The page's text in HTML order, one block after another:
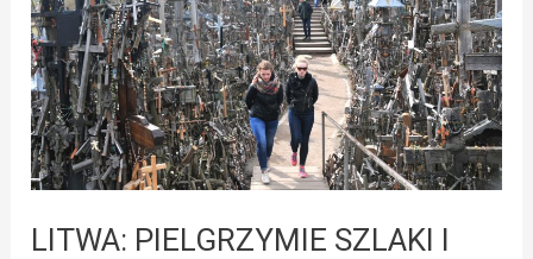
LITWA: PIELGRZYMIE SZLAKI I
I
UZDROWISKA